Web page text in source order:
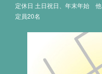
定休日 土日祝日、年末年始 他
定員20名